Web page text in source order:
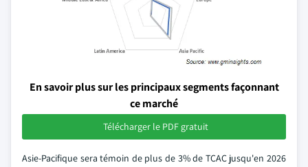
En savoir plus sur les principaux segments façonnant
ce marché
Télécharger le PDF gratuit
Asie-Pacifique sera témoin de plus de 3% de TCAC jusqu'en 2026